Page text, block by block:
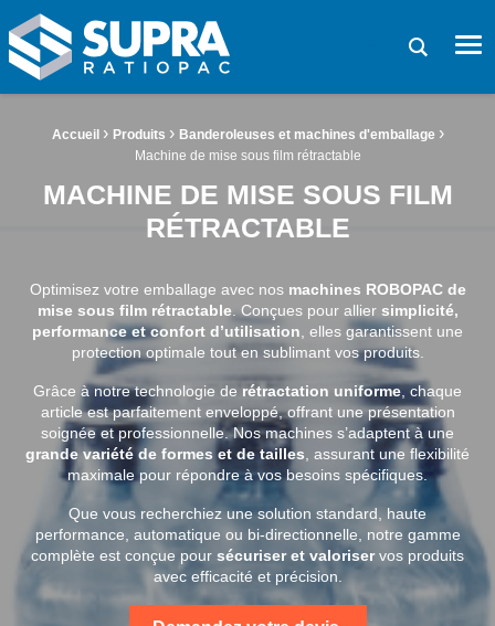
SUPRA RATIOPAC Spécialiste de la fin de ligne d'emballage
Demande de
Fil d'Ariane :
Accueil › Produits › Banderoleuses et machines d'emballage ›
Machine de mise sous film rétractable
MACHINE DE MISE SOUS FILM
RÉTRACTABLE
Optimisez votre emballage avec nos machines ROBOPAC de
mise sous film rétractable. Conçues pour allier simplicité,
performance et confort d’utilisation , elles garantissent une
protection optimale tout en sublimant vos produits.
Grâce à notre technologie de rétractation uniforme , chaque
article est parfaitement enveloppé, offrant une présentation
soignée et professionnelle. Nos machines s’adaptent à une
grande variété de formes et de tailles , assurant une flexibilité
maximale pour répondre à vos besoins spécifiques.
Que vous recherchiez une solution standard, haute
performance, automatique ou bi-directionnelle, notre gamme
complète est conçue pour sécuriser et valoriservos produits
avec efficacité et précision.